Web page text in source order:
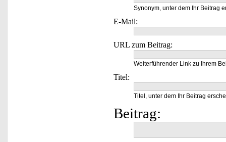
Synonym, unter dem Ihr Beitrag
E-Mail:
URL zum Beitrag:
Weiterführender Link zu Ihrem
Titel:
Titel, unter dem Ihr Beitrag
Beitrag: